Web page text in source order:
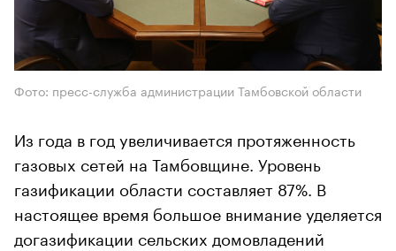
Фото: пресс-служба администрации Тамбовской области
Из года в год увеличивается протяженность
газовых сетей на Тамбовщине. Уровень
газификации области составляет 87%. В
настоящее время большое внимание уделяется
догазификации сельских домовладений